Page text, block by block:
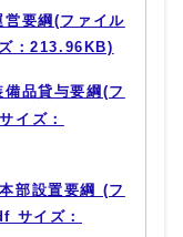
営要綱(ファイル
：213.96KB)
品貸与要綱(フ
イズ：
部設置要綱 (フ
サイズ：